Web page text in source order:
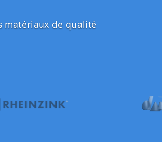
matériaux de qualité